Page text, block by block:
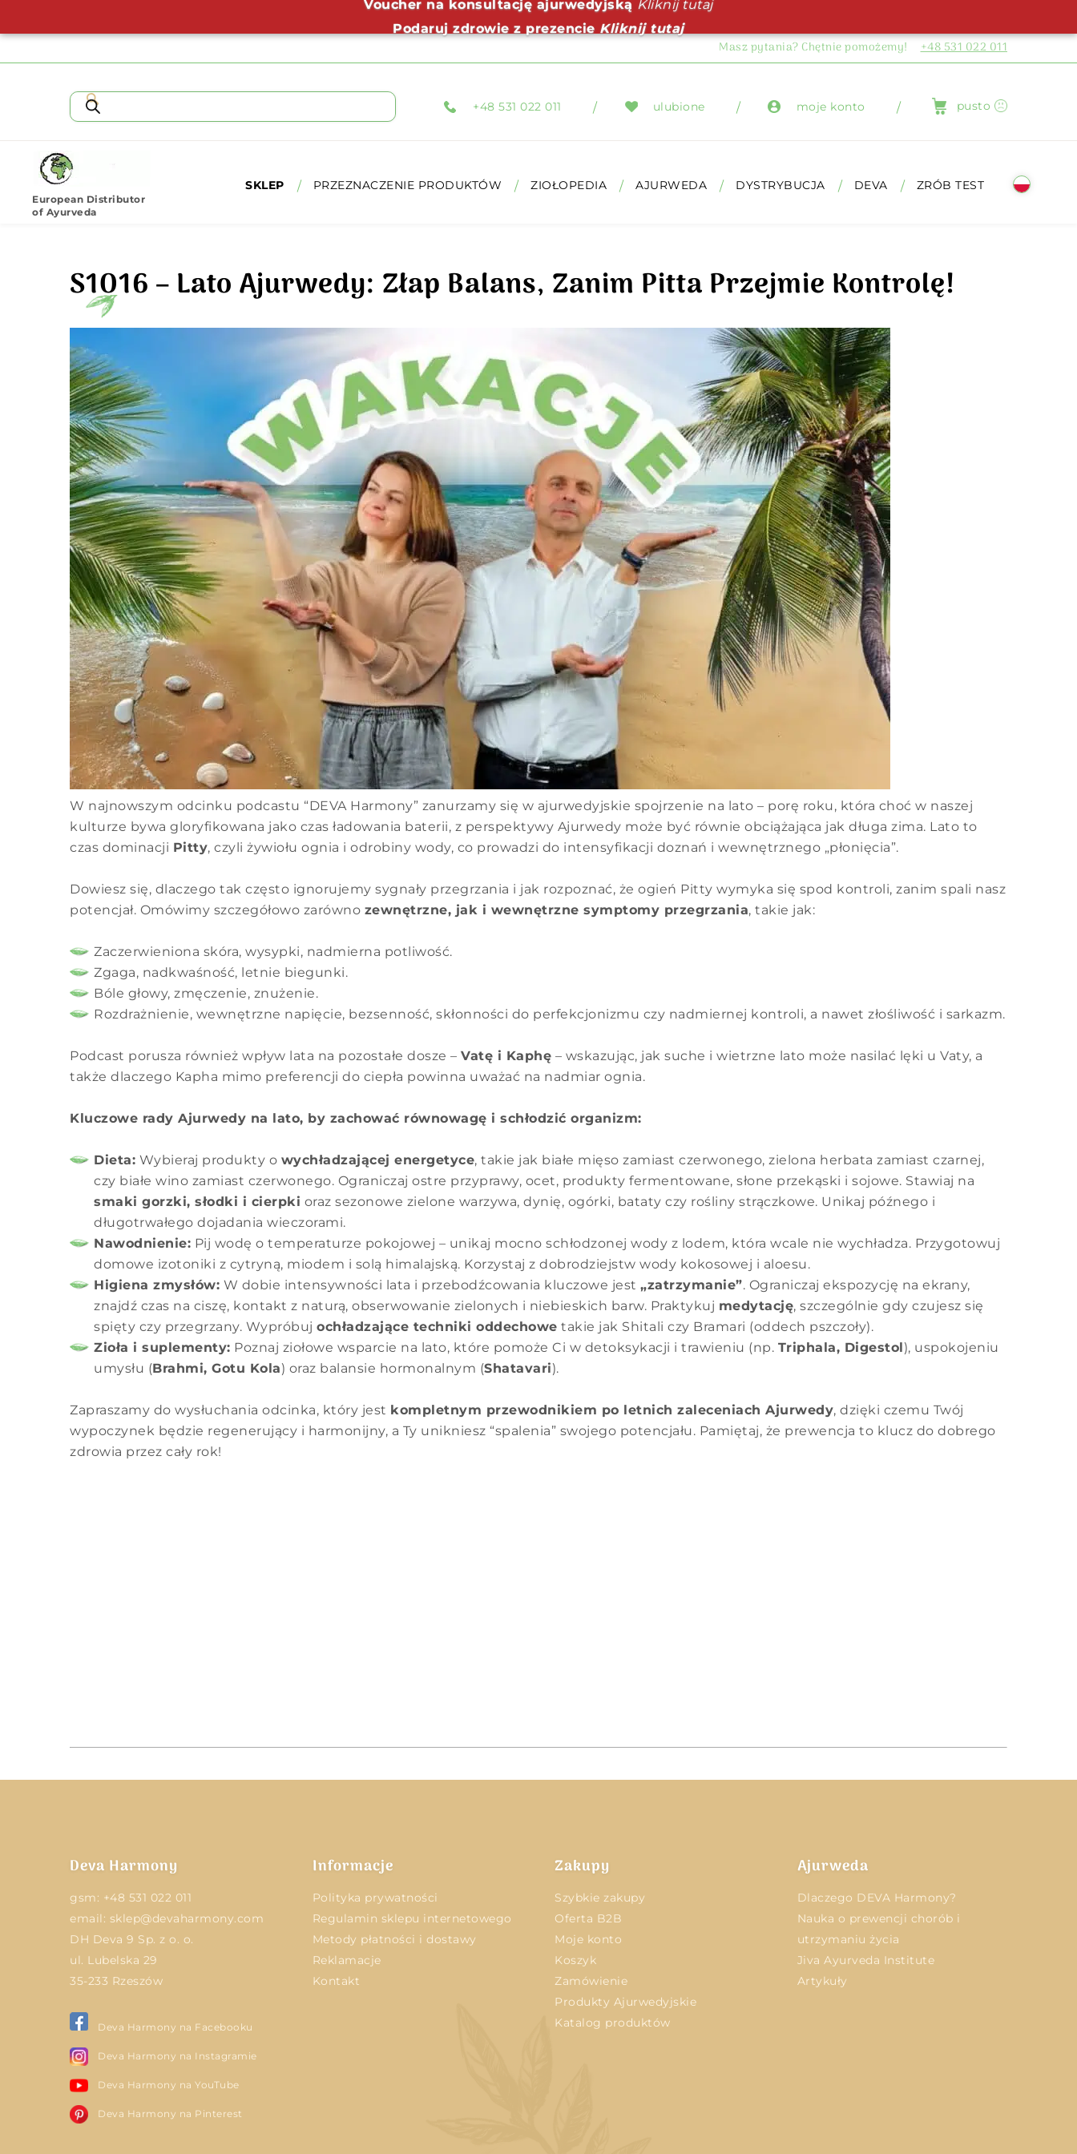
Voucher na konsultację ajurwedyjską Kliknij tutaj
Podaruj zdrowie z prezencie Kliknij tutaj
Masz pytania? Chętnie pomożemy! +48 531 022 011
+48 531 022 011 ulubione moje konto pusto
European Distributor
of Ayurveda
SKLEP PRZEZNACZENIE PRODUKTÓW ZIOŁOPEDIA AJURWEDA DYSTRYBUCJA DEVA ZRÓB TEST
S1O16 – Lato Ajurwedy: Złap Balans, Zanim Pitta Przejmie Kontrolę!
W najnowszym odcinku podcastu “DEVA Harmony” zanurzamy się w ajurwedyjskie spojrzenie na lato – porę roku, która choć w naszej
kulturze bywa gloryfikowana jako czas ładowania baterii, z perspektywy Ajurwedy może być równie obciążająca jak długa zima. Lato to
czas dominacji Pitty, czyli żywiołu ognia i odrobiny wody, co prowadzi do intensyfikacji doznań i wewnętrznego „płonięcia”.
Dowiesz się, dlaczego tak często ignorujemy sygnały przegrzania i jak rozpoznać, że ogień Pitty wymyka się spod kontroli, zanim spali nasz
potencjał. Omówimy szczegółowo zarówno zewnętrzne, jak i wewnętrzne symptomy przegrzania, takie jak:
Zaczerwieniona skóra, wysypki, nadmierna potliwość.
Zgaga, nadkwaśność, letnie biegunki.
Bóle głowy, zmęczenie, znużenie.
Rozdrażnienie, wewnętrzne napięcie, bezsenność, skłonności do perfekcjonizmu czy nadmiernej kontroli, a nawet złośliwość i sarkazm.
Podcast porusza również wpływ lata na pozostałe dosze – Vatę i Kaphę – wskazując, jak suche i wietrzne lato może nasilać lęki u Vaty, a
także dlaczego Kapha mimo preferencji do ciepła powinna uważać na nadmiar ognia.
Kluczowe rady Ajurwedy na lato, by zachować równowagę i schłodzić organizm:
Dieta: Wybieraj produkty o wychładzającej energetyce, takie jak białe mięso zamiast czerwonego, zielona herbata zamiast czarnej,
czy białe wino zamiast czerwonego. Ograniczaj ostre przyprawy, ocet, produkty fermentowane, słone przekąski i sojowe. Stawiaj na
smaki gorzki, słodki i cierpki oraz sezonowe zielone warzywa, dynię, ogórki, bataty czy rośliny strączkowe. Unikaj późnego i
długotrwałego dojadania wieczorami.
Nawodnienie: Pij wodę o temperaturze pokojowej – unikaj mocno schłodzonej wody z lodem, która wcale nie wychładza. Przygotowuj
domowe izotoniki z cytryną, miodem i solą himalajską. Korzystaj z dobrodziejstw wody kokosowej i aloesu.
Higiena zmysłów: W dobie intensywności lata i przebodźcowania kluczowe jest „zatrzymanie”. Ograniczaj ekspozycję na ekrany,
znajdź czas na ciszę, kontakt z naturą, obserwowanie zielonych i niebieskich barw. Praktykuj medytację, szczególnie gdy czujesz się
spięty czy przegrzany. Wypróbuj ochładzające techniki oddechowe takie jak Shitali czy Bramari (oddech pszczoły).
Zioła i suplementy: Poznaj ziołowe wsparcie na lato, które pomoże Ci w detoksykacji i trawieniu (np. Triphala, Digestol), uspokojeniu
umysłu (Brahmi, Gotu Kola) oraz balansie hormonalnym (Shatavari).
Zapraszamy do wysłuchania odcinka, który jest kompletnym przewodnikiem po letnich zaleceniach Ajurwedy, dzięki czemu Twój
wypoczynek będzie regenerujący i harmonijny, a Ty unikniesz “spalenia” swojego potencjału. Pamiętaj, że prewencja to klucz do dobrego
zdrowia przez cały rok!
Deva Harmony
gsm: +48 531 022 011
email: sklep@devaharmony.com
DH Deva 9 Sp. z o. o.
ul. Lubelska 29
35-233 Rzeszów
Deva Harmony na Facebooku
Deva Harmony na Instagramie
Deva Harmony na YouTube
Deva Harmony na Pinterest
Informacje
Polityka prywatności
Regulamin sklepu internetowego
Metody płatności i dostawy
Reklamacje
Kontakt
Zakupy
Szybkie zakupy
Oferta B2B
Moje konto
Koszyk
Zamówienie
Produkty Ajurwedyjskie
Katalog produktów
Ajurweda
Dlaczego DEVA Harmony?
Nauka o prewencji chorób i
utrzymaniu życia
Jiva Ayurveda Institute
Artykuły